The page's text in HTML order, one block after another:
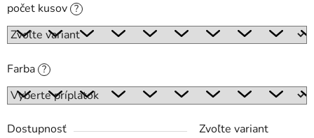
počet kusov ?
Farba ?
Dostupnosť
Zvoľte variant